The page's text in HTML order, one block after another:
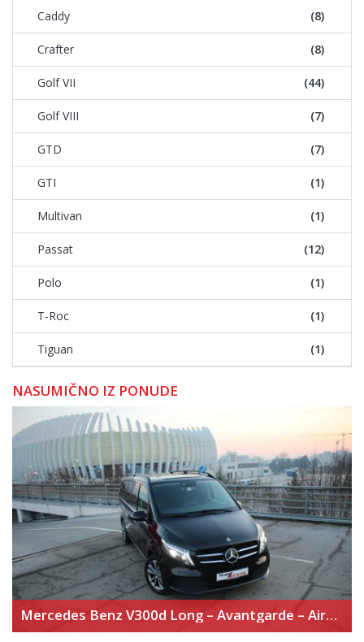
Caddy (8)
Crafter (8)
Golf VII (44)
Golf VIII (7)
GTD (7)
GTI (1)
Multivan (1)
Passat (12)
Polo (1)
T-Roc (1)
Tiguan (1)
NASUMIČNO IZ PONUDE
Mercedes Benz V300d Long – Avantgarde – Airmatic